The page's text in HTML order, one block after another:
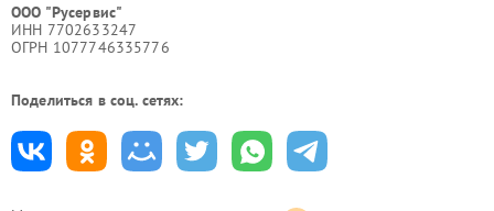
ООО "Русервис"
ИНН 7702633247
ОГРН 1077746335776
Поделиться в соц. сетях: